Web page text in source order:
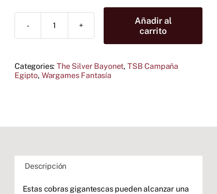
TSB
Uraeus
Añadir al
carrito
Categories:The Silver Bayonet, TSB Campaña
Egipto, Wargames Fantasía
Descripción
Estas cobras gigantescas pueden alcanzar una